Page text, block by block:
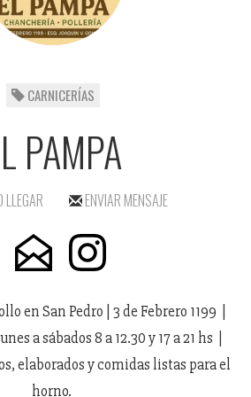
CARNICERÍAS
PAMPA
LLEGAR ENVIAR MENSAJE
en San Pedro | 3 de Febrero 1199 |
a sábados 8 a 12.30 y 17 a 21 hs |
elaborados y comidas listas para el
horno.